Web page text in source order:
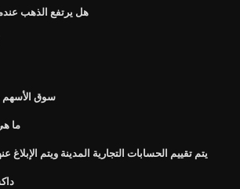
هل يرتفع الذهب
سوق الأسهم
ما
يتم تقييم الحسابات التجارية المدينة ويتم الإبلاغ